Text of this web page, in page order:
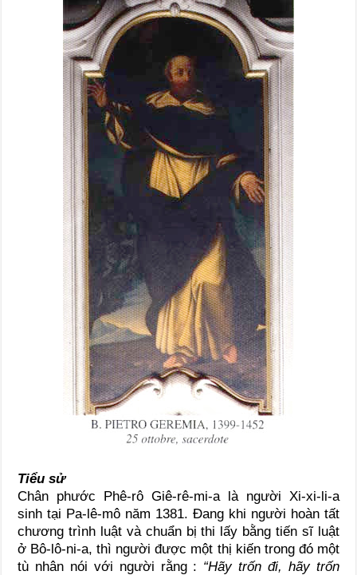
Tiểu sử
Chân phước Phê-rô Giê-rê-mi-a là người Xi-xi-li-a
sinh tại Pa-lê-mô năm 1381. Ðang khi người hoàn tất
chương trình luật và chuẩn bị thi lấy bằng tiến sĩ luật
ở Bô-lô-ni-a, thì người được một thị kiến trong đó một
tù nhân nói với người rằng : “Hãy trốn đi, hãy trốn